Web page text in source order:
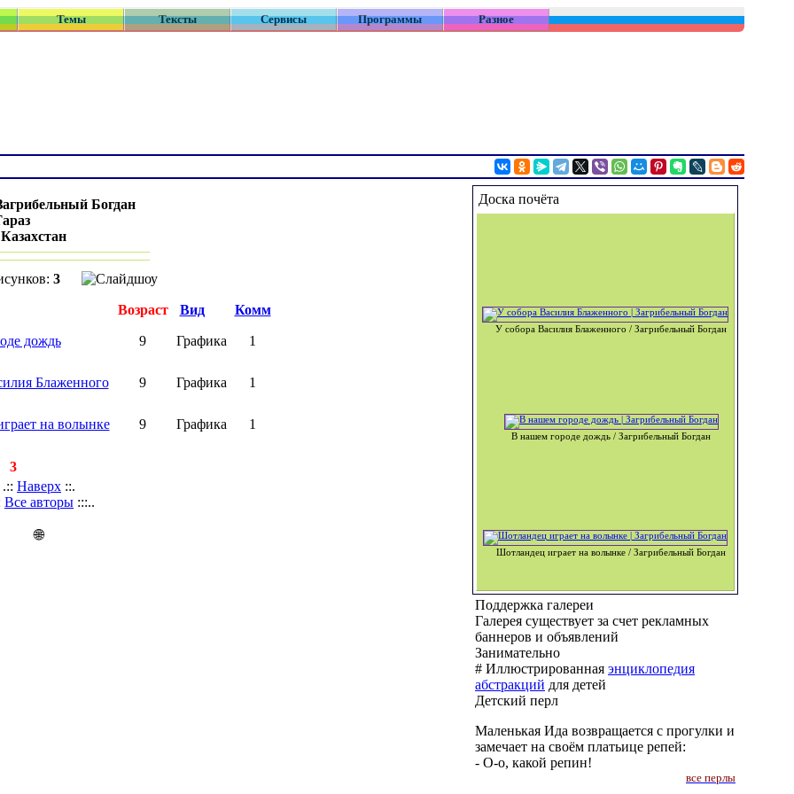
Темы Тексты Сервисы Программы Разное
Богдан
Казахстан
3
Возраст Вид Комм
дождь 9 Графика 1
Блаженного 9 Графика 1
на волынке 9 Графика 1
3
.:: Наверх ::.
Все авторы :::..
🌐
Доска почёта
У собора Василия Блаженного / Загрибельный Богдан
В нашем городе дождь / Загрибельный Богдан
Шотландец играет на волынке / Загрибельный Богдан
Поддержка галереи
Галерея существует за счет рекламных
баннеров и объявлений
Занимательно
# Иллюстрированная энциклопедия
абстракций для детей
Детский перл
Маленькая Ида возвращается с прогулки и
замечает на своём платьице репей:
- О-о, какой репин!
все перлы